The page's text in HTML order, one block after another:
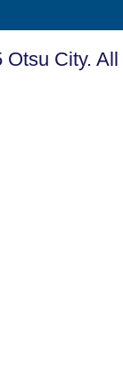
Otsu City.